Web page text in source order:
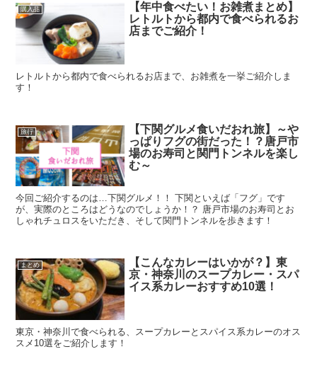
購入品
【年中食べたい！お雑煮まとめ】
レトルトから都内で食べられるお
店までご紹介！
レトルトから都内で食べられるお店まで、お雑煮を一挙ご紹介しま
す！
旅行
【下関グルメ食いだおれ旅】～や
っぱりフグの街だった！？唐戸市
場のお寿司と関門トンネルを楽し
む～
今回ご紹介するのは…下関グルメ！！ 下関といえば「フグ」です
が、実際のところはどうなのでしょうか！？ 唐戸市場のお寿司とお
しゃれチュロスをいただき、そして関門トンネルを歩きます！
まとめ
【こんなカレーはいかが？】東
京・神奈川のスープカレー・スパ
イス系カレーおすすめ10選！
東京・神奈川で食べられる、スープカレーとスパイス系カレーのオス
スメ10選をご紹介します！